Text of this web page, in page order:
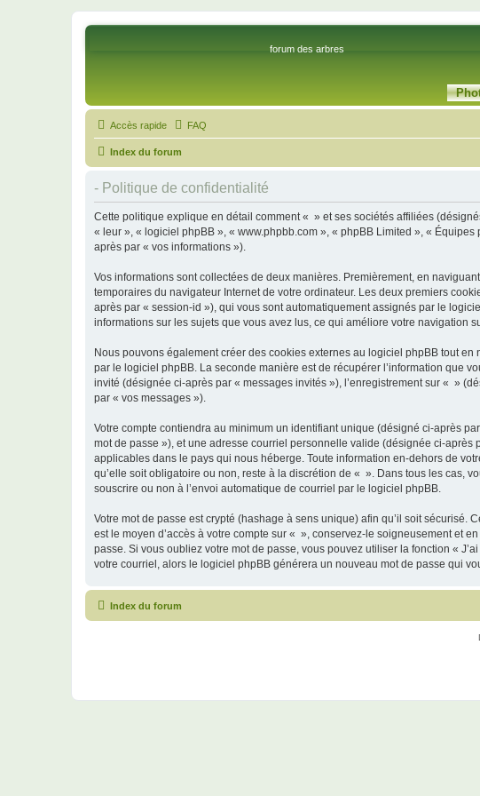
forum des arbres
Accès rapide FAQ
Index du forum
- Politique de confidentialité
Cette politique explique en détail comment « » et ses sociétés affiliées
« leur », « logiciel phpBB », « www.phpbb.com », « phpBB Limited », «
après par « vos informations »).
Vos informations sont collectées de deux manières. Premièrement, en
temporaires du navigateur Internet de votre ordinateur. Les deux premiers
après par « session-id »), qui vous sont automatiquement assignés par le
informations sur les sujets que vous avez lus, ce qui améliore votre navigation
Nous pouvons également créer des cookies externes au logiciel phpBB tout
par le logiciel phpBB. La seconde manière est de récupérer l’information que
invité (désignée ci-après par « messages invités »), l’enregistrement sur « »
par « vos messages »).
Votre compte contiendra au minimum un identifiant unique (désigné ci-après
mot de passe »), et une adresse courriel personnelle valide (désignée ci-
applicables dans le pays qui nous héberge. Toute information en-dehors de
qu’elle soit obligatoire ou non, reste à la discrétion de « ». Dans tous les cas,
souscrire ou non à l’envoi automatique de courriel par le logiciel phpBB.
Votre mot de passe est crypté (hashage à sens unique) afin qu’il soit sécurisé.
est le moyen d’accès à votre compte sur « », conservez-le soigneusement et
passe. Si vous oubliez votre mot de passe, vous pouvez utiliser la fonction «
votre courriel, alors le logiciel phpBB générera un nouveau mot de passe qui
Index du forum